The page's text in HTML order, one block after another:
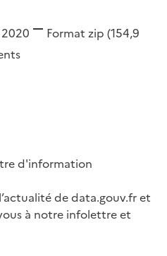
Format zip (154,9
d'information
de data.gouv.fr et
à notre infolettre et